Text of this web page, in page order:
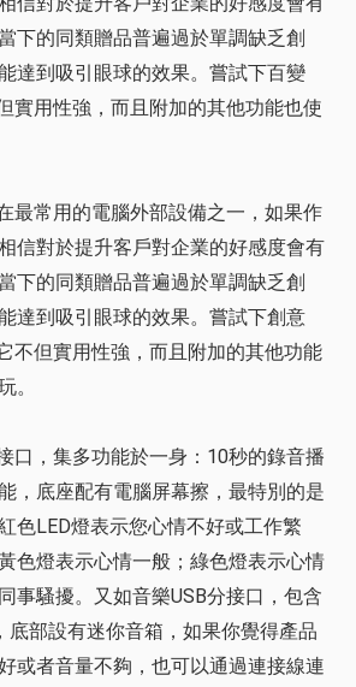
下的同類贈品普遍過於單調缺乏創
達到吸引眼球的效果。嘗試下百變
實用性強，而且附加的其他功能也使
最常用的電腦外部設備之一，如果作
信對於提升客戶對企業的好感度會有
下的同類贈品普遍過於單調缺乏創
達到吸引眼球的效果。嘗試下創意
不但實用性強，而且附加的其他功能
。
口，集多功能於一身：10秒的錄音播
，底座配有電腦屏幕擦，最特別的是
色LED燈表示您心情不好或工作繁
色燈表示心情一般；綠色燈表示心情
事騷擾。又如音樂USB分接口，包含
底部設有迷你音箱，如果你覺得產品
或者音量不夠，也可以通過連接線連